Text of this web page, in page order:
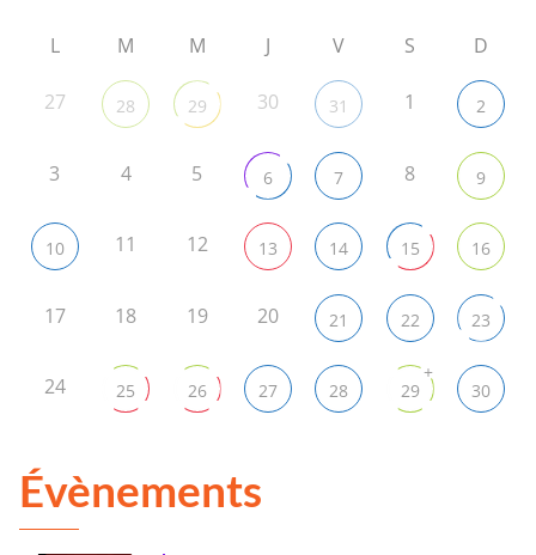
L M M J V S D
27 28 29 30 31 1 2
3 4 5 6 7 8 9
10 11 12 13 14 15 16
17 18 19 20 21 22 23
24 25 26 27 28 29
+
30
Évènements